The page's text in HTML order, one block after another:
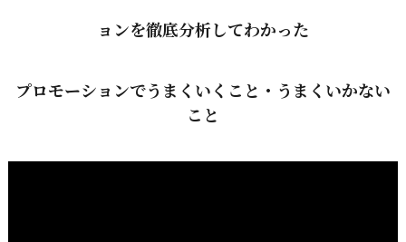
ョンを徹底分析してわかった
プロモーションでうまくいくこと・うまくいかない
こと